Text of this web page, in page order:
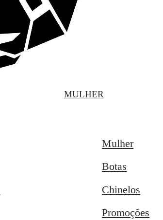
MULHER
Mulher
Botas
Chinelos
Promoções